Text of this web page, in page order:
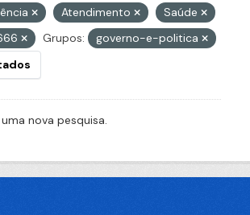
Atendimento
Saúde
Grupos:
governo-e-politica
nova pesquisa.